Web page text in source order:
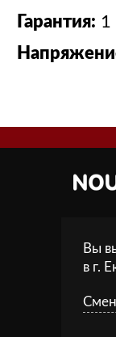
Гарантия: 1
Вы
в г.